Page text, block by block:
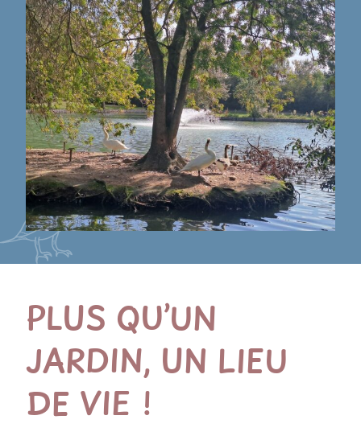
PLUS QU’UN
JARDIN, UN LIEU
DE VIE !